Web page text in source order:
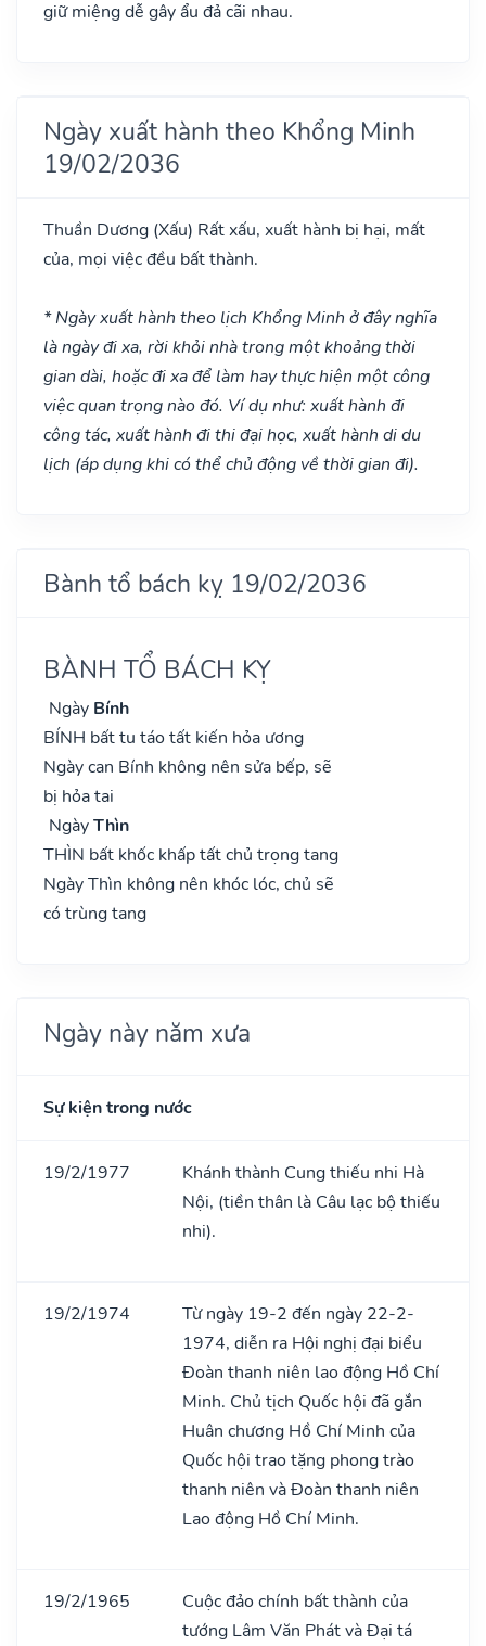
giữ miệng dễ gây ẩu đả cãi nhau.
Ngày xuất hành theo Khổng Minh
19/02/2036
Thuần Dương (Xấu) Rất xấu, xuất hành bị hại, mất
của, mọi việc đều bất thành.
* Ngày xuất hành theo lịch Khổng Minh ở đây nghĩa
là ngày đi xa, rời khỏi nhà trong một khoảng thời
gian dài, hoặc đi xa để làm hay thực hiện một công
việc quan trọng nào đó. Ví dụ như: xuất hành đi
công tác, xuất hành đi thi đại học, xuất hành di du
lịch (áp dụng khi có thể chủ động về thời gian đi).
Bành tổ bách kỵ 19/02/2036
BÀNH TỔ BÁCH KỴ
Ngày Bính
BÍNH bất tu táo tất kiến hỏa ương
Ngày can Bính không nên sửa bếp, sẽ
bị hỏa tai
NgàyThìn
THÌN bất khốc khấp tất chủ trọng tang
Ngày Thìn không nên khóc lóc, chủ sẽ
có trùng tang
Ngày này năm xưa
Sự kiện trong nước
19/2/1977
Khánh thành Cung thiếu nhi Hà
Nội, (tiền thân là Câu lạc bộ thiếu
nhi).
19/2/1974
Từ ngày 19-2 đến ngày 22-2-
1974, diễn ra Hội nghị đại biểu
Đoàn thanh niên lao động Hồ Chí
Minh. Chủ tịch Quốc hội đã gắn
Huân chương Hồ Chí Minh của
Quốc hội trao tặng phong trào
thanh niên và Đoàn thanh niên
Lao động Hồ Chí Minh.
19/2/1965
Cuộc đảo chính bất thành của
tướng Lâm Văn Phát và Đại tá